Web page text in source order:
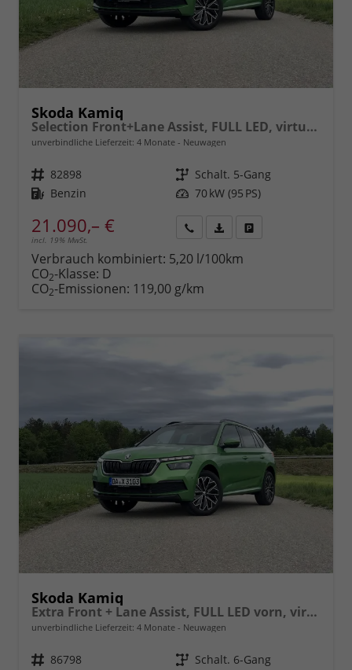
Skoda Kamiq
Selection Front+Lane Assist, FULL LED, virtuelles Cockpit, , Climatronic, Parksensoren, ISOFIX, el. Fensterheber, Tempomat, Sitzhzg. uvm.
unverbindliche Lieferzeit: 4 Monate Neuwagen
Fahrzeugnr. 82898 Getriebe Schalt. 5-Gang
Kraftstoff Benzin Leistung 70 kW (95 PS)
21.090,– €
incl. 19% MwSt.
anfordern
Datei,
Verbrauch kombiniert: 5,20 l/100km
CO2-Klasse: D
CO2-Emissionen: 119,00 g/km
Skoda Kamiq
Extra Front + Lane Assist, FULL LED vorn, virtuelles Cockpit, manuelle Klima, Parksensoren hinten, ISOFIX, el. Fensterheber vorn uvm.
unverbindliche Lieferzeit: 4 Monate Neuwagen
Fahrzeugnr. 86798 Getriebe Schalt. 6-Gang